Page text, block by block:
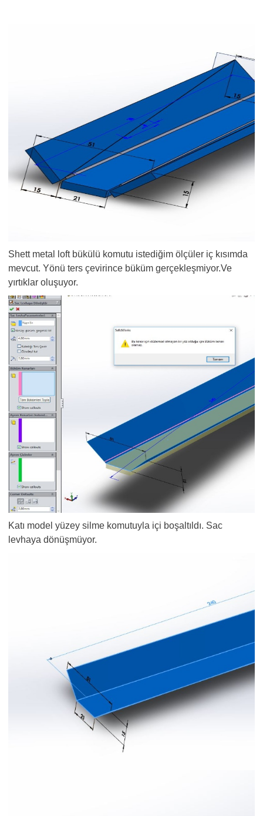
Shett metal loft bükülü komutu istediğim ölçüler iç kısımda
mevcut. Yönü ters çevirince büküm gerçekleşmiyor.Ve
yırtıklar oluşuyor.
Katı model yüzey silme komutuyla içi boşaltıldı. Sac
levhaya dönüşmüyor.